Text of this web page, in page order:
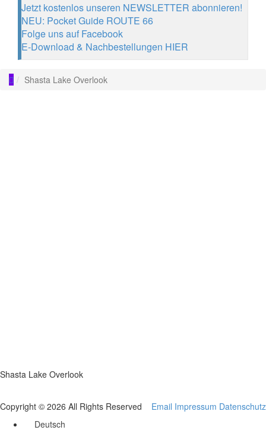
Jetzt kostenlos unseren NEWSLETTER abonnieren!
NEU: Pocket Guide ROUTE 66
Folge uns auf Facebook
E-Download & Nachbestellungen HIER
Shasta Lake Overlook
Shasta Lake Overlook
Copyright © 2026 All Rights Reserved Email Impressum Datenschutz
Deutsch